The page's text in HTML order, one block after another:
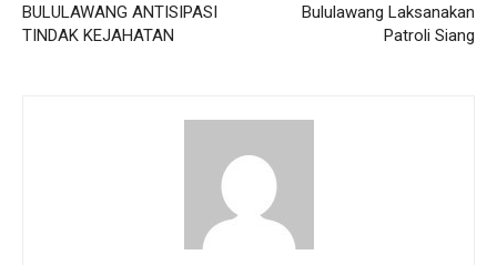
BULULAWANG ANTISIPASI
TINDAK KEJAHATAN
Bululawang Laksanakan
Patroli Siang